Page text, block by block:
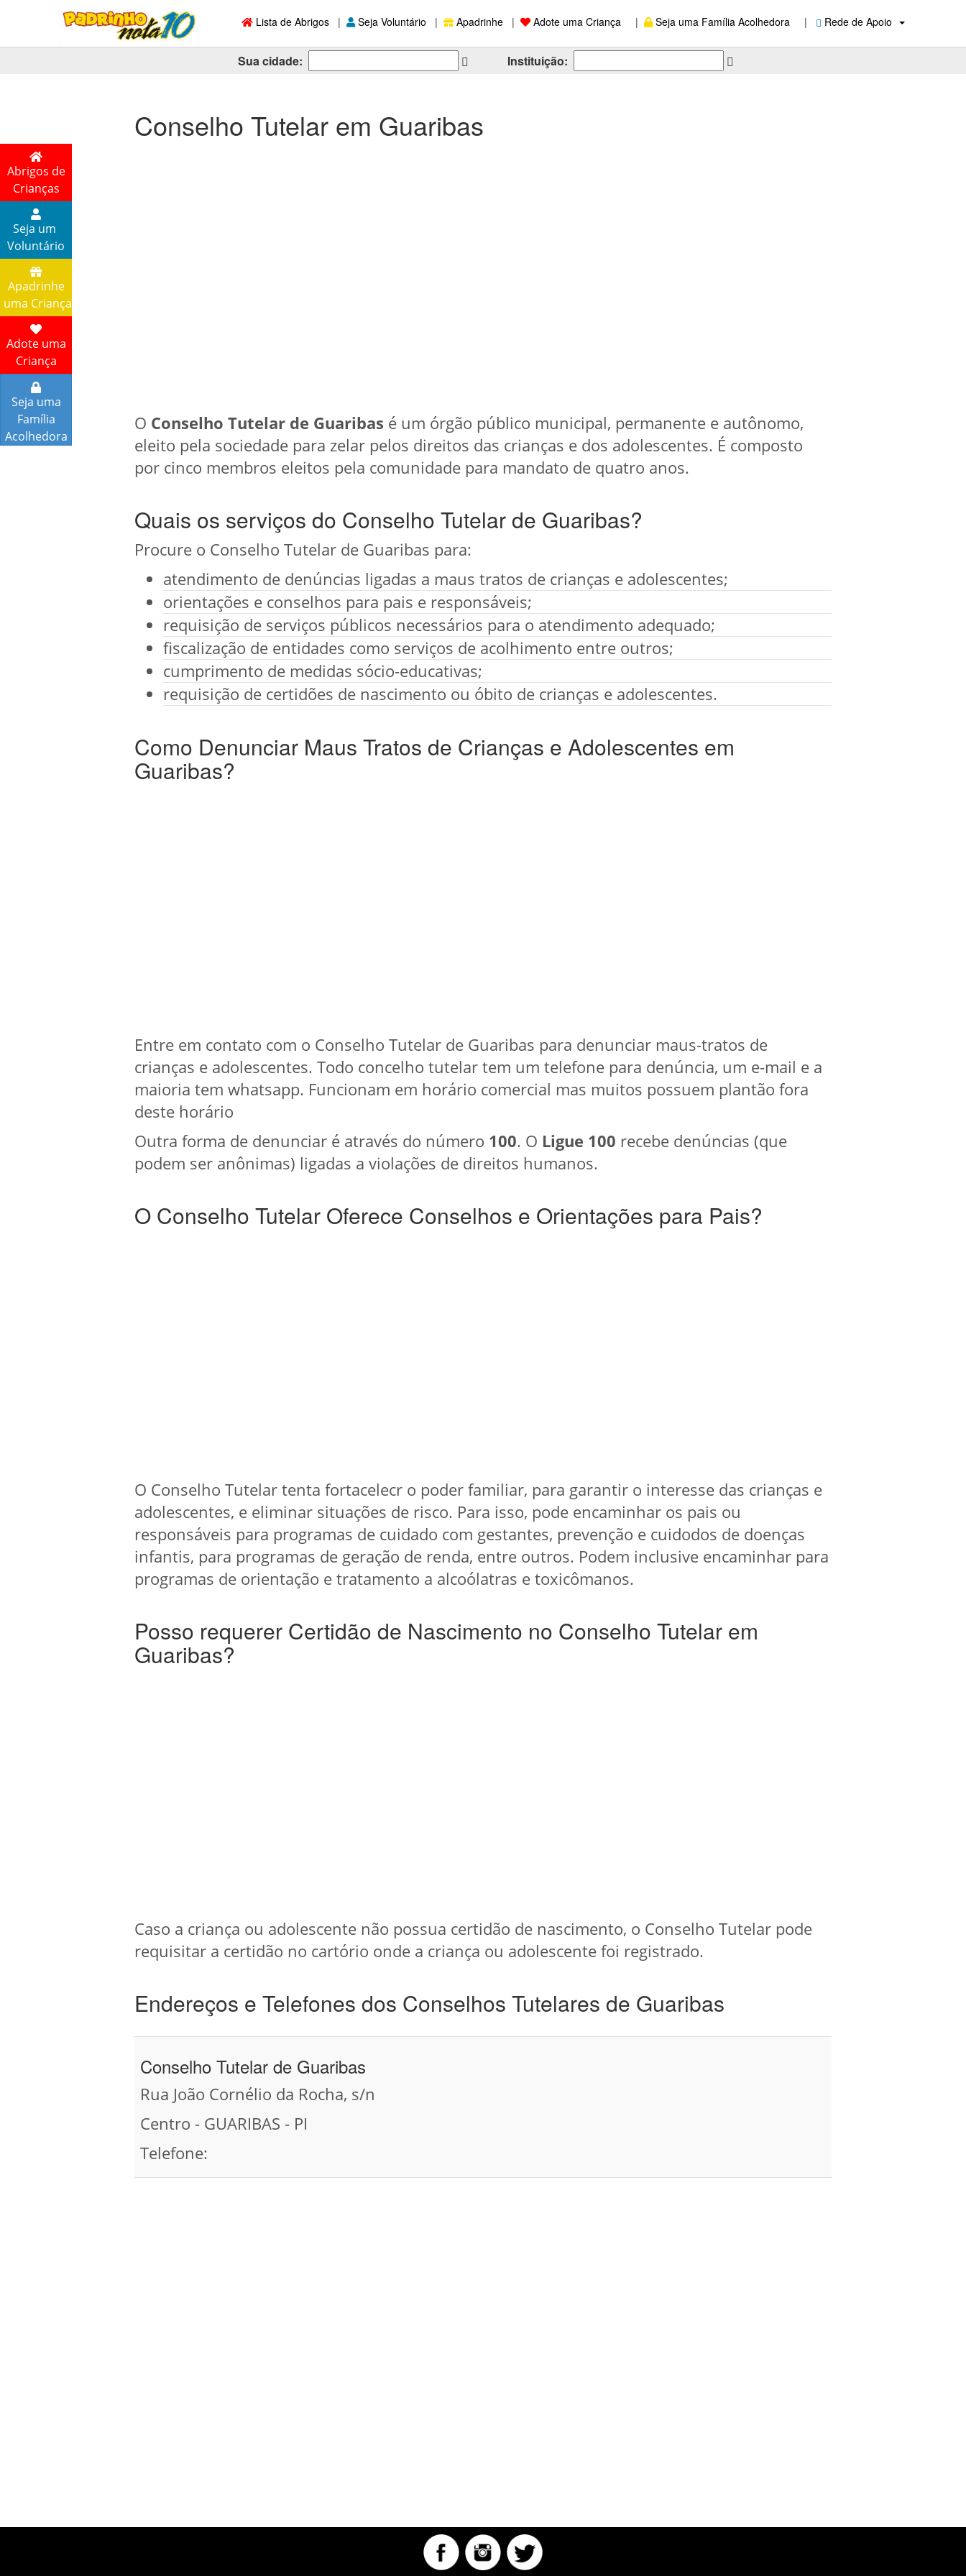
Lista de Abrigos | Seja Voluntário | Apadrinhe | Adote uma Criança | Seja uma Família Acolhedora | Rede de Apoio
Sua cidade: Instituição:
Abrigos de
Crianças
Seja um
Voluntário
Apadrinhe
uma Criança
Adote uma
Criança
Seja uma
Família
Acolhedora
Conselho Tutelar em Guaribas
O Conselho Tutelar de Guaribas é um órgão público municipal, permanente e autônomo,
eleito pela sociedade para zelar pelos direitos das crianças e dos adolescentes. É composto
por cinco membros eleitos pela comunidade para mandato de quatro anos.
Quais os serviços do Conselho Tutelar de Guaribas?
Procure o Conselho Tutelar de Guaribas para:
atendimento de denúncias ligadas a maus tratos de crianças e adolescentes;
orientações e conselhos para pais e responsáveis;
requisição de serviços públicos necessários para o atendimento adequado;
fiscalização de entidades como serviços de acolhimento entre outros;
cumprimento de medidas sócio-educativas;
requisição de certidões de nascimento ou óbito de crianças e adolescentes.
Como Denunciar Maus Tratos de Crianças e Adolescentes em
Guaribas?
Entre em contato com o Conselho Tutelar de Guaribas para denunciar maus-tratos de
crianças e adolescentes. Todo concelho tutelar tem um telefone para denúncia, um e-mail e a
maioria tem whatsapp. Funcionam em horário comercial mas muitos possuem plantão fora
deste horário
Outra forma de denunciar é através do número 100. O Ligue 100 recebe denúncias (que
podem ser anônimas) ligadas a violações de direitos humanos.
O Conselho Tutelar Oferece Conselhos e Orientações para Pais?
O Conselho Tutelar tenta fortacelecr o poder familiar, para garantir o interesse das crianças e
adolescentes, e eliminar situações de risco. Para isso, pode encaminhar os pais ou
responsáveis para programas de cuidado com gestantes, prevenção e cuidodos de doenças
infantis, para programas de geração de renda, entre outros. Podem inclusive encaminhar para
programas de orientação e tratamento a alcoólatras e toxicômanos.
Posso requerer Certidão de Nascimento no Conselho Tutelar em
Guaribas?
Caso a criança ou adolescente não possua certidão de nascimento, o Conselho Tutelar pode
requisitar a certidão no cartório onde a criança ou adolescente foi registrado.
Endereços e Telefones dos Conselhos Tutelares de Guaribas
Conselho Tutelar de Guaribas
Rua João Cornélio da Rocha, s/n
Centro - GUARIBAS - PI
Telefone: